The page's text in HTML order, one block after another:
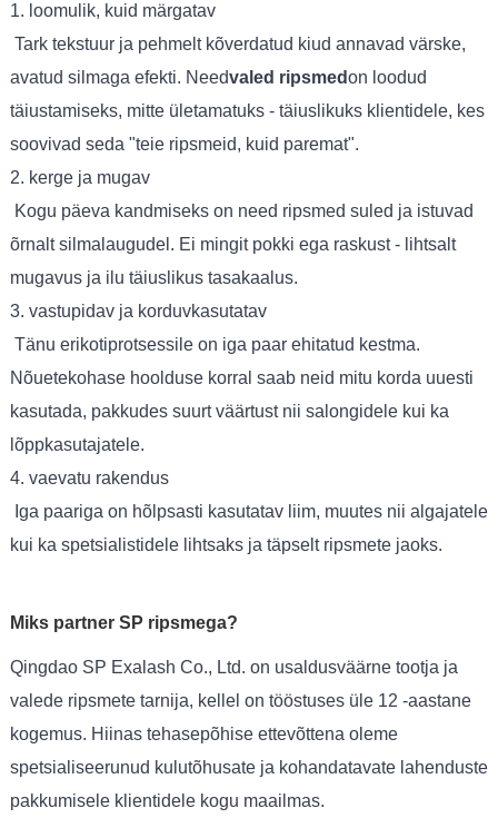
1. loomulik, kuid märgatav
Tark tekstuur ja pehmelt kõverdatud kiud annavad värske,
avatud silmaga efekti. Needvaled ripsmedon loodud
täiustamiseks, mitte ületamatuks - täiuslikuks klientidele, kes
soovivad seda "teie ripsmeid, kuid paremat".
2. kerge ja mugav
Kogu päeva kandmiseks on need ripsmed suled ja istuvad
õrnalt silmalaugudel. Ei mingit pokki ega raskust - lihtsalt
mugavus ja ilu täiuslikus tasakaalus.
3. vastupidav ja korduvkasutatav
Tänu erikotiprotsessile on iga paar ehitatud kestma.
Nõuetekohase hoolduse korral saab neid mitu korda uuesti
kasutada, pakkudes suurt väärtust nii salongidele kui ka
lõppkasutajatele.
4. vaevatu rakendus
Iga paariga on hõlpsasti kasutatav liim, muutes nii algajatele
kui ka spetsialistidele lihtsaks ja täpselt ripsmete jaoks.
Miks partner SP ripsmega?
Qingdao SP Exalash Co., Ltd. on usaldusväärne tootja ja
valede ripsmete tarnija, kellel on tööstuses üle 12 -aastane
kogemus. Hiinas tehasepõhise ettevõttena oleme
spetsialiseerunud kulutõhusate ja kohandatavate lahenduste
pakkumisele klientidele kogu maailmas.